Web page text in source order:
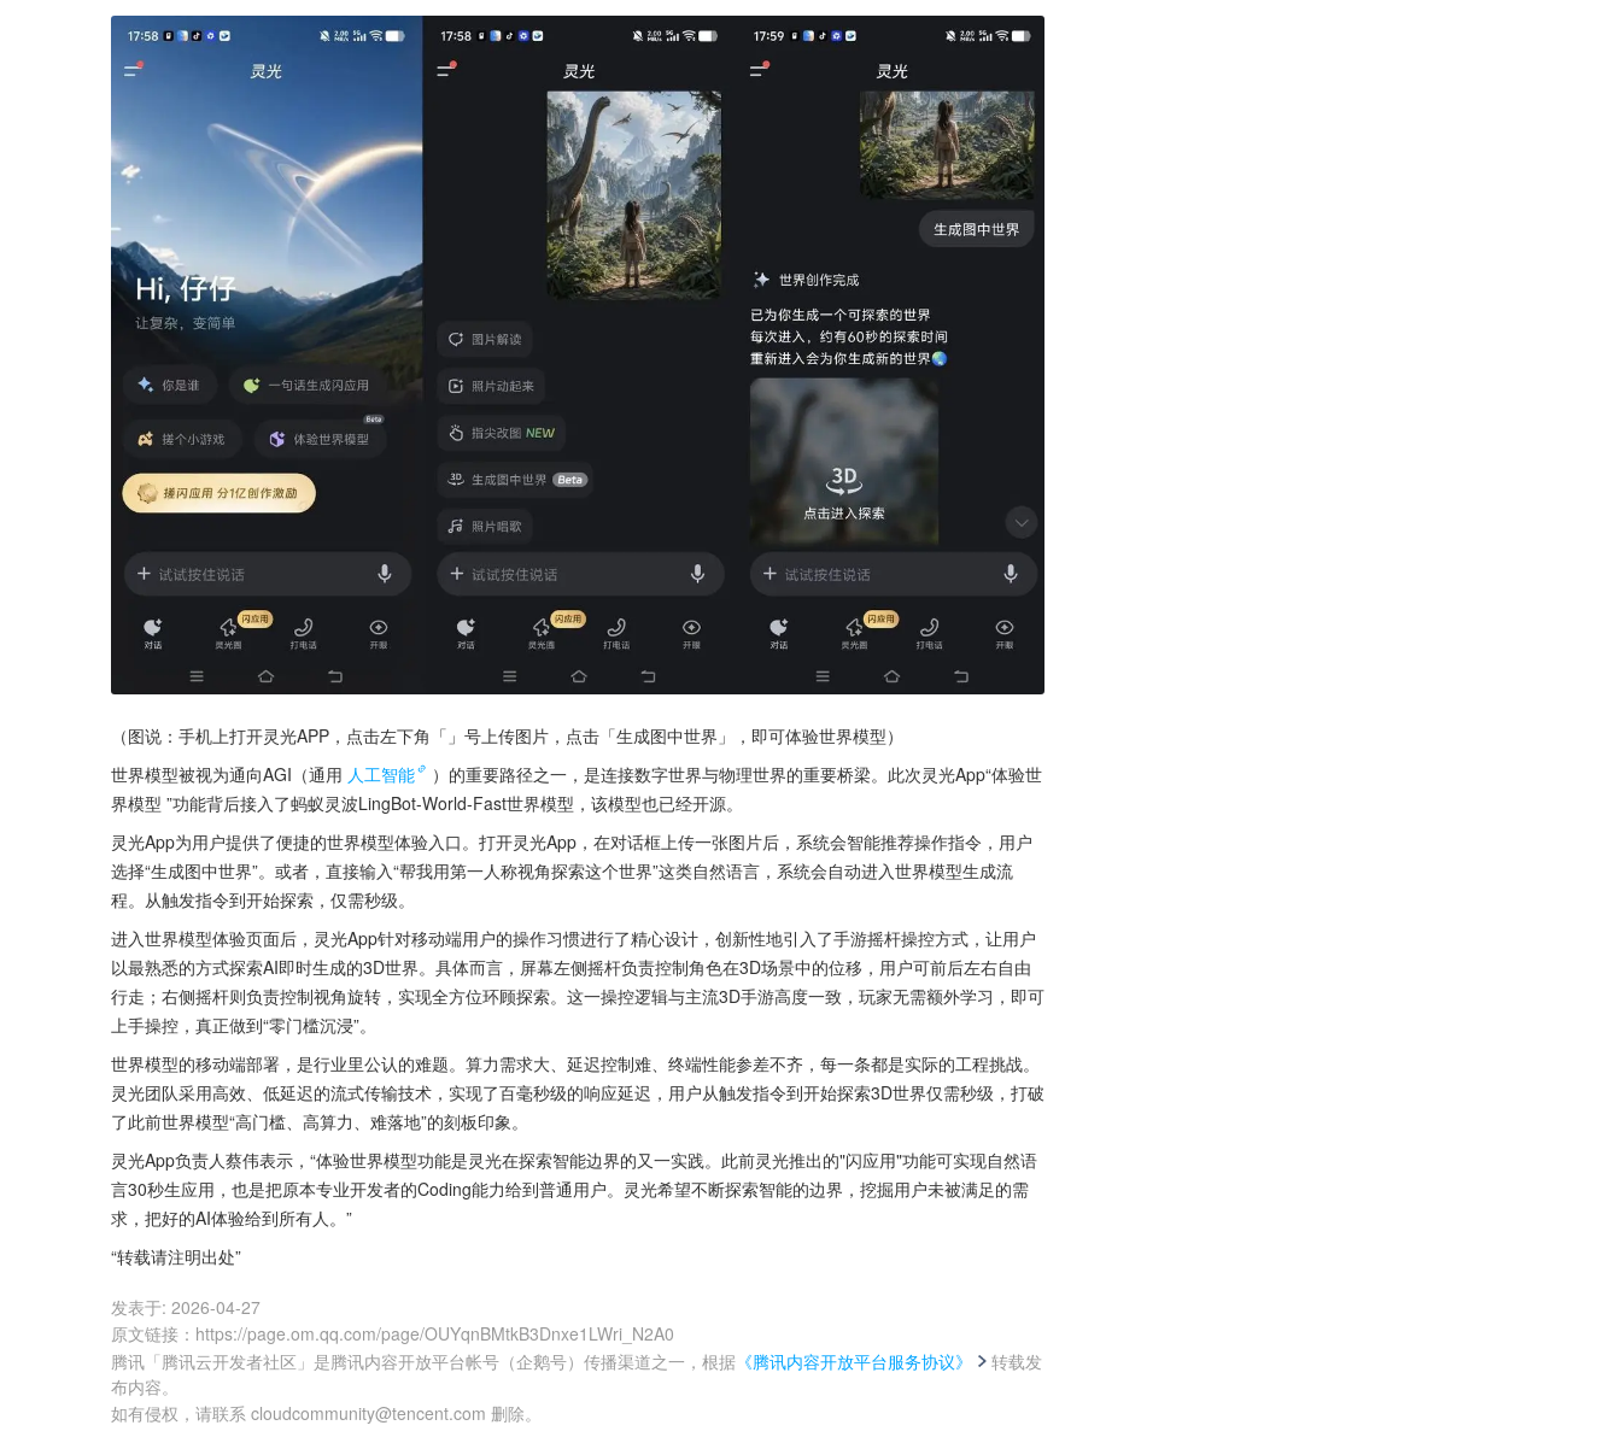
（图说：手机上打开灵光APP，点击左下角「」号上传图片，点击「生成图中世界」，即可体验世界模型）
世界模型被视为通向AGI（通用 人工智能
）的重要路径之一，是连接数字世界与物理世界的重要桥梁。此次灵光App“体验世
界模型 ”功能背后接入了蚂蚁灵波LingBot-World-Fast世界模型，该模型也已经开源。
灵光App为用户提供了便捷的世界模型体验入口。打开灵光App，在对话框上传一张图片后，系统会智能推荐操作指令，用户
选择“生成图中世界”。或者，直接输入“帮我用第一人称视角探索这个世界”这类自然语言，系统会自动进入世界模型生成流
程。从触发指令到开始探索，仅需秒级。
进入世界模型体验页面后，灵光App针对移动端用户的操作习惯进行了精心设计，创新性地引入了手游摇杆操控方式，让用户
以最熟悉的方式探索AI即时生成的3D世界。具体而言，屏幕左侧摇杆负责控制角色在3D场景中的位移，用户可前后左右自由
行走；右侧摇杆则负责控制视角旋转，实现全方位环顾探索。这一操控逻辑与主流3D手游高度一致，玩家无需额外学习，即可
上手操控，真正做到“零门槛沉浸”。
世界模型的移动端部署，是行业里公认的难题。算力需求大、延迟控制难、终端性能参差不齐，每一条都是实际的工程挑战。
灵光团队采用高效、低延迟的流式传输技术，实现了百毫秒级的响应延迟，用户从触发指令到开始探索3D世界仅需秒级，打破
了此前世界模型“高门槛、高算力、难落地”的刻板印象。
灵光App负责人蔡伟表示，“体验世界模型功能是灵光在探索智能边界的又一实践。此前灵光推出的"闪应用"功能可实现自然语
言30秒生应用，也是把原本专业开发者的Coding能力给到普通用户。灵光希望不断探索智能的边界，挖掘用户未被满足的需
求，把好的AI体验给到所有人。”
“转载请注明出处”
发表于: 2026-04-27
原文链接 ： https://page.om.qq.com/page/OUYqnBMtkB3Dnxe1LWri_N2A0
腾讯「腾讯云开发者社区」是腾讯内容开放平台帐号（企鹅号）传播渠道之一，根据 《腾讯内容开放平台服务协议》
转载发
布内容。
如有侵权，请联系 cloudcommunity@tencent.com 删除。